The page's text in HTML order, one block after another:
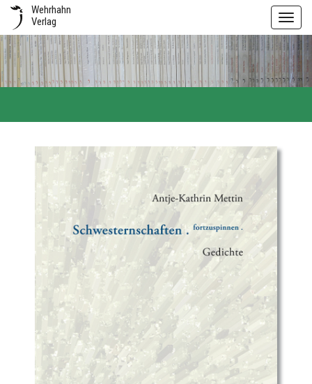
Wehrhahn
Verlag